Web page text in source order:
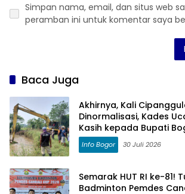
Simpan nama, email, dan situs web
peramban ini untuk komentar saya
Baca Juga
Akhirnya, Kali
Dinormalisasi, Kades
Kasih kepada Bupati
Info Bogor 30 Juli 2026
Semarak HUT RI ke-81!
Badminton Pemdes